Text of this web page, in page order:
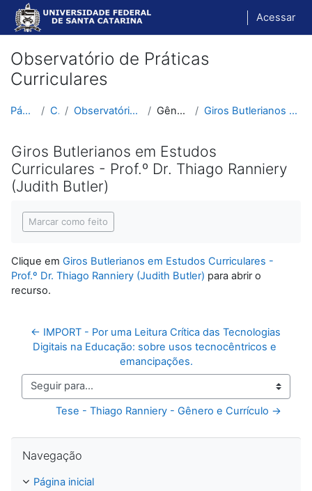
Ir para o conteúdo principal
Acessar
Observatório de Práticas
Curriculares
Página inicial Cursos Observatório de Práticas Curriculares Gênero e Currículo Giros Butlerianos em Estudos Curriculares - Prof.º...
Giros Butlerianos em Estudos
Curriculares - Prof.º Dr. Thiago Ranniery
(Judith Butler)
Marcar como feito
Clique em Giros Butlerianos em Estudos Curriculares -
Prof.º Dr. Thiago Ranniery (Judith Butler) para abrir o
recurso.
← IMPORT - Por uma Leitura Crítica das Tecnologias
Digitais na Educação: sobre usos tecnocêntricos e
emancipações.
Seguir para...
Tese - Thiago Ranniery - Gênero e Currículo →
Navegação
Página inicial